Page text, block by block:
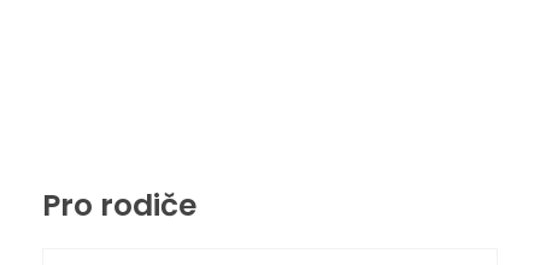
Pro rodiče